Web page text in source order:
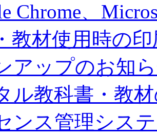
Chrome、
教材使用時の
アップのお知
ル教科書・教
ンス管理シス